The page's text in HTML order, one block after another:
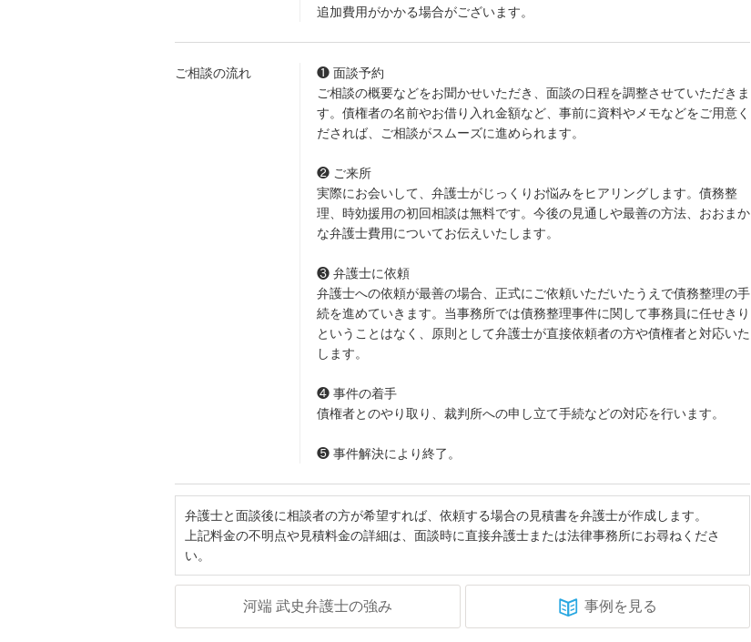
追加費用がかかる場合がございます。
ご相談の流れ
❶ 面談予約
ご相談の概要などをお聞かせいただき、面談の日程を調整させていただきま
す。債権者の名前やお借り入れ金額など、事前に資料やメモなどをご用意く
だされば、ご相談がスムーズに進められます。
❷ ご来所
実際にお会いして、弁護士がじっくりお悩みをヒアリングします。債務整
理、時効援用の初回相談は無料です。今後の見通しや最善の方法、おおまか
な弁護士費用についてお伝えいたします。
❸ 弁護士に依頼
弁護士への依頼が最善の場合、正式にご依頼いただいたうえで債務整理の手
続を進めていきます。当事務所では債務整理事件に関して事務員に任せきり
ということはなく、原則として弁護士が直接依頼者の方や債権者と対応いた
します。
❹ 事件の着手
債権者とのやり取り、裁判所への申し立て手続などの対応を行います。
❺ 事件解決により終了。
弁護士と面談後に相談者の方が希望すれば、依頼する場合の見積書を弁護士が作成します。
上記料金の不明点や見積料金の詳細は、面談時に直接弁護士または法律事務所にお尋ねくださ
い。
河端 武史弁護士の強み 事例を見る